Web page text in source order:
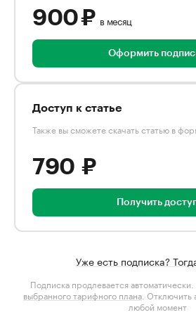
900 ₽ в месяц
Оформить
Доступ к статье
Также вы сможете скачать статью в
790 ₽
Получить
Уже есть подписка?
Подписка продлевается
выбранного тарифного плана .
любой момент